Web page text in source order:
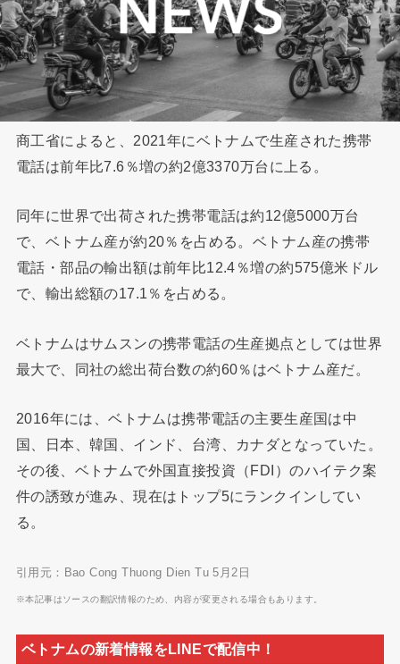
商工省によると、2021年にベトナムで生産された携帯
電話は前年比7.6％増の約2億3370万台に上る。
同年に世界で出荷された携帯電話は約12億5000万台
で、ベトナム産が約20％を占める。ベトナム産の携帯
電話・部品の輸出額は前年比12.4％増の約575億米ドル
で、輸出総額の17.1％を占める。
ベトナムはサムスンの携帯電話の生産拠点としては世界
最大で、同社の総出荷台数の約60％はベトナム産だ。
2016年には、ベトナムは携帯電話の主要生産国は中
国、日本、韓国、インド、台湾、カナダとなっていた。
その後、ベトナムで外国直接投資（FDI）のハイテク案
件の誘致が進み、現在はトップ5にランクインしてい
る。
引用元：Bao Cong Thuong Dien Tu 5月2日
※本記事はソースの翻訳情報のため、内容が変更される場合もあります。